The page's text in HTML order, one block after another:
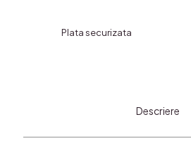
Plata securizata
Descriere